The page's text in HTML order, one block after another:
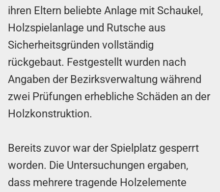
ihren Eltern beliebte Anlage mit Schaukel,
Holzspielanlage und Rutsche aus
Sicherheitsgründen vollständig
rückgebaut. Festgestellt wurden nach
Angaben der Bezirksverwaltung während
zwei Prüfungen erhebliche Schäden an der
Holzkonstruktion.
Bereits zuvor war der Spielplatz gesperrt
worden. Die Untersuchungen ergaben,
dass mehrere tragende Holzelemente